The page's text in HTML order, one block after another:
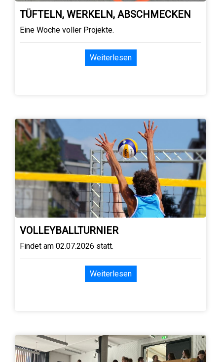
TÜFTELN, WERKELN, ABSCHMECKEN
Eine Woche voller Projekte.
Weiterlesen
VOLLEYBALLTURNIER
Findet am 02.07.2026 statt.
Weiterlesen